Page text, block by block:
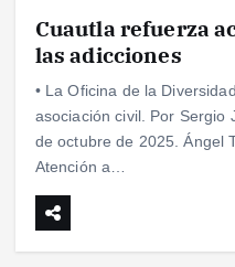
Cuautla refuerza
las adicciones
• La Oficina de la
asociación civil. Por Sergio
de octubre de 2025. Ángel
Atención a…